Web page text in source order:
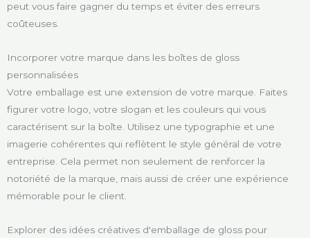
peut vous faire gagner du temps et éviter des erreurs
coûteuses.
Incorporer votre marque dans les boîtes de gloss
personnalisées
Votre emballage est une extension de votre marque. Faites
figurer votre logo, votre slogan et les couleurs qui vous
caractérisent sur la boîte. Utilisez une typographie et une
imagerie cohérentes qui reflètent le style général de votre
entreprise. Cela permet non seulement de renforcer la
notoriété de la marque, mais aussi de créer une expérience
mémorable pour le client.
Explorer des idées créatives d'emballage de gloss pour